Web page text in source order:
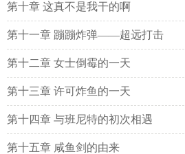
第十章 这真不是我干的啊
第十一章 蹦蹦炸弹——超远打击
第十二章 女士倒霉的一天
第十三章 许可炸鱼的一天
第十四章 与班尼特的初次相遇
第十五章 咸鱼剑的由来